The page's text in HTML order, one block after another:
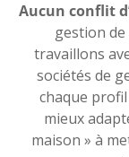
Aucun conflit
gestion
travaillons
sociétés de
chaque
mieux
maison » à